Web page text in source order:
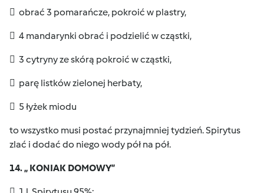
 obrać 3 pomarańcze, pokroić w plastry,
 4 mandarynki obrać i podzielić w cząstki,
 3 cytryny ze skórą pokroić w cząstki,
 parę listków zielonej herbaty,
 5 łyżek miodu
to wszystko musi postać przynajmniej tydzień. Spirytus
zlać i dodać do niego wody pół na pół.
14. „ KONIAK DOMOWY”